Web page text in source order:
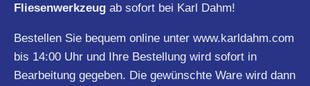
Fliesenwerkzeug ab sofort bei Karl Dahm!
Bestellen Sie bequem online unter www.karldahm.com
bis 14:00 Uhr und Ihre Bestellung wird sofort in
Bearbeitung gegeben. Die gewünschte Ware wird dann